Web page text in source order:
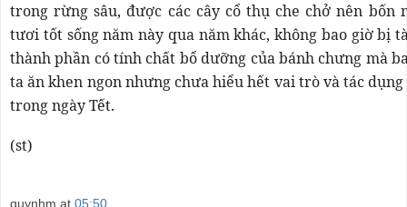
trong rừng sâu, được các cây cổ thụ che chở nên bốn
tươi tốt sống năm này qua năm khác, không bao giờ bị
thành phần có tính chất bổ dưỡng của bánh chưng mà
ta ăn khen ngon nhưng chưa hiểu hết vai trò và tác
trong ngày Tết.
(st)
quynhm at 05:50